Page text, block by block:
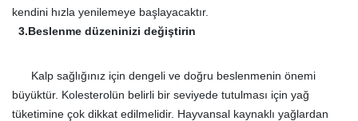
kendini hızla yenilemeye başlayacaktır.
3.Beslenme düzeninizi değiştirin
Kalp sağlığınız için dengeli ve doğru beslenmenin önemi
büyüktür. Kolesterolün belirli bir seviyede tutulması için yağ
tüketimine çok dikkat edilmelidir. Hayvansal kaynaklı yağlardan